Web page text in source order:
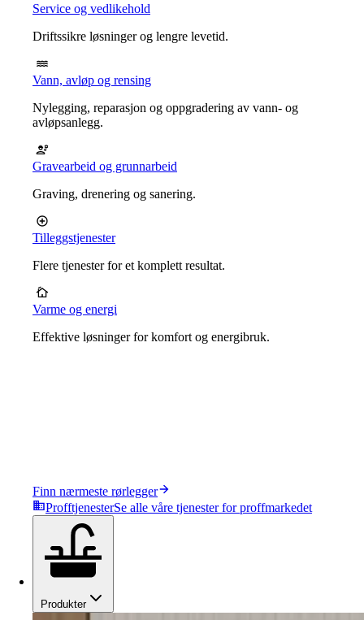
Service og vedlikehold
Driftssikre løsninger og lengre levetid.
Vann, avløp og rensing
Nylegging, reparasjon og oppgradering av vann- og
avløpsanlegg.
Gravearbeid og grunnarbeid
Graving, drenering og sanering.
Tilleggstjenester
Flere tjenester for et komplett resultat.
Varme og energi
Effektive løsninger for komfort og energibruk.
Finn nærmeste rørlegger
ProfftjenesterSe alle våre tjenester for proffmarkedet
Produkter